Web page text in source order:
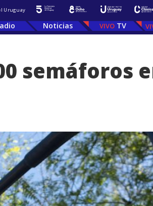
Uruguay
Noticias TV
semáforos